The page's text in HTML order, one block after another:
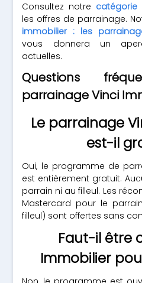
Consultez notre catégorie
les offres de parrainage.
immobilier : les
vous donnera un
actuelles.
Questions
parrainage Vinci
Le parrainage
est-il
Oui, le programme de
est entièrement gratuit.
parrain ni au filleul. Les
Mastercard pour le
filleul) sont offertes sans
Faut-il être
Immobilier